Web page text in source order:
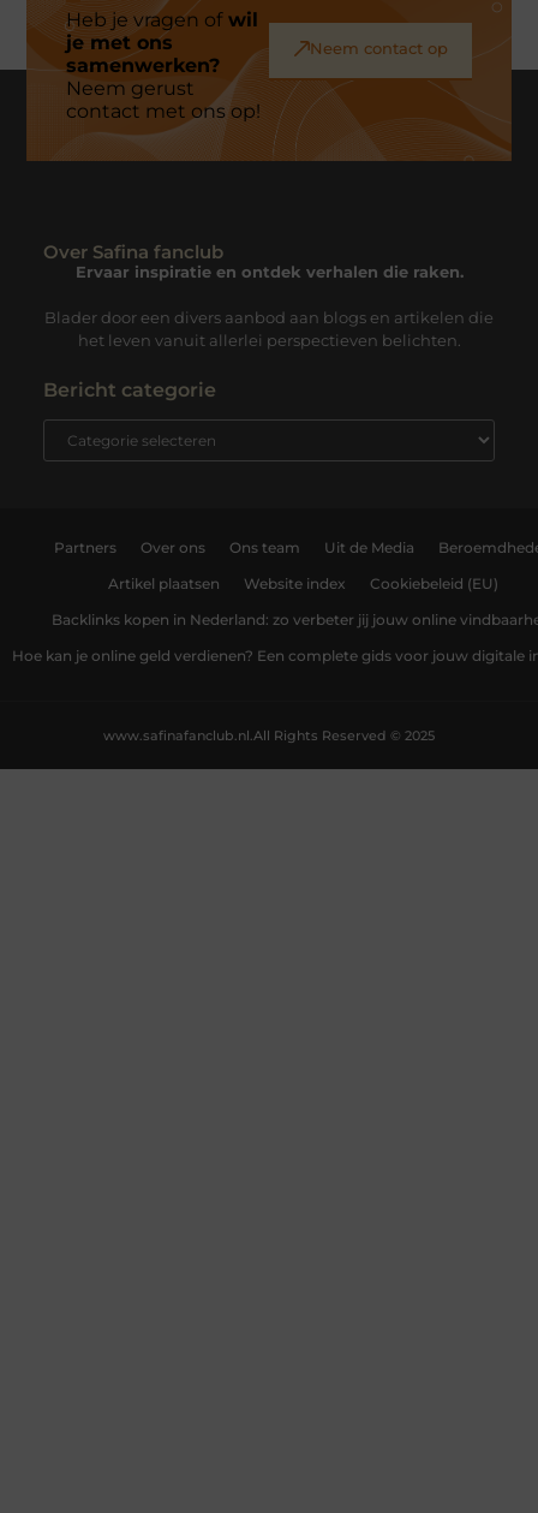
Heb je vragen ofwil
je met ons
samenwerken?
Neem gerust
contact met ons op!
Neem contact op
Over Safina fanclub
Ervaar inspiratie en ontdek verhalen die raken.
Blader door een divers aanbod aan blogs en artikelen die
het leven vanuit allerlei perspectieven belichten.
Bericht categorie
Partners Over ons Ons team Uit de Media
Artikel plaatsen Website index Cookiebeleid (EU)
Backlinks kopen in Nederland: zo verbeter jij jouw online
Hoe kan je online geld verdienen? Een complete gids voor jouw digitale
All Rights Reserved © 2025
www.safinafanclub.nl.